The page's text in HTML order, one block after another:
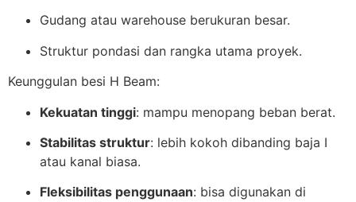
Gudang atau warehouse berukuran besar.
Struktur pondasi dan rangka utama proyek.
Keunggulan besi H Beam:
Kekuatan tinggi: mampu menopang beban berat.
Stabilitas struktur: lebih kokoh dibanding baja I
atau kanal biasa.
Fleksibilitas penggunaan: bisa digunakan di